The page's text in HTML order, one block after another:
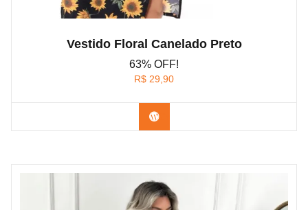
Vestido Floral Canelado Preto
63% OFF!
R$ 29,90
Confira na Shopee